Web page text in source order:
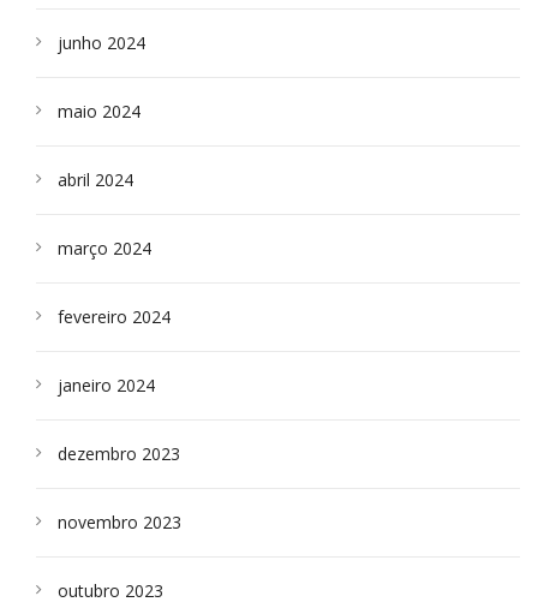
junho 2024
maio 2024
abril 2024
março 2024
fevereiro 2024
janeiro 2024
dezembro 2023
novembro 2023
outubro 2023